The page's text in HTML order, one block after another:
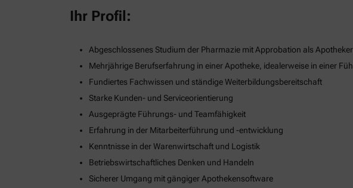
Ihr Profil:
Abgeschlossenes Studium der Pharmazie mit Approbation als Apotheker
Mehrjährige Berufserfahrung in einer Apotheke, idealerweise in einer
Fundiertes Fachwissen und ständige Weiterbildungsbereitschaft
Starke Kunden- und Serviceorientierung
Ausgeprägte Führungs- und Teamfähigkeit
Erfahrung in der Mitarbeiterführung und -entwicklung
Kenntnisse in der Warenwirtschaft und Logistik
Betriebswirtschaftliches Denken und Handeln
Sicherer Umgang mit gängiger Apothekensoftware